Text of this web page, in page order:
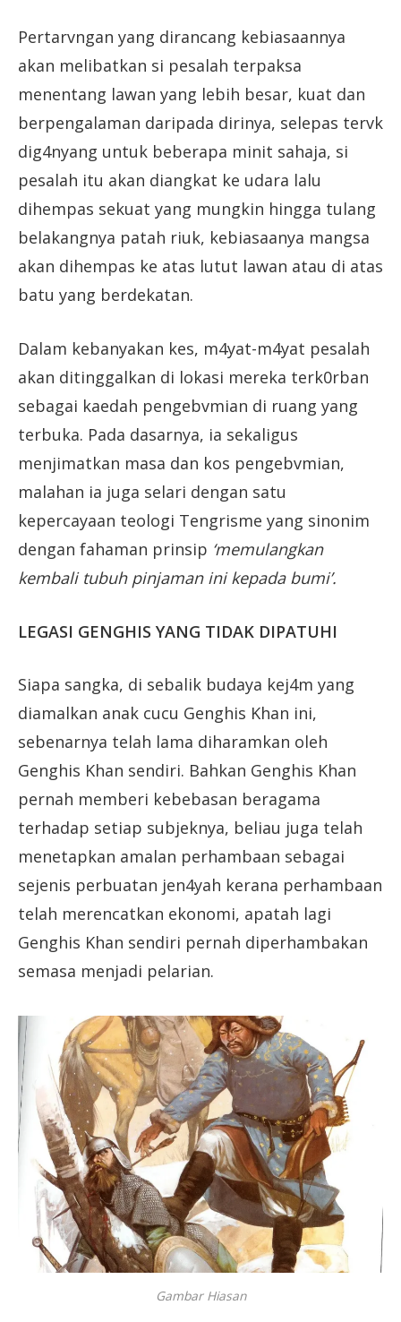
Pertarvngan yang dirancang kebiasaannya
akan melibatkan si pesalah terpaksa
menentang lawan yang lebih besar, kuat dan
berpengalaman daripada dirinya, selepas tervk
dig4nyang untuk beberapa minit sahaja, si
pesalah itu akan diangkat ke udara lalu
dihempas sekuat yang mungkin hingga tulang
belakangnya patah riuk, kebiasaanya mangsa
akan dihempas ke atas lutut lawan atau di atas
batu yang berdekatan.
Dalam kebanyakan kes, m4yat-m4yat pesalah
akan ditinggalkan di lokasi mereka terk0rban
sebagai kaedah pengebvmian di ruang yang
terbuka. Pada dasarnya, ia sekaligus
menjimatkan masa dan kos pengebvmian,
malahan ia juga selari dengan satu
kepercayaan teologi Tengrisme yang sinonim
dengan fahaman prinsip ‘memulangkan
kembali tubuh pinjaman ini kepada bumi’.
LEGASI GENGHIS YANG TIDAK DIPATUHI
Siapa sangka, di sebalik budaya kej4m yang
diamalkan anak cucu Genghis Khan ini,
sebenarnya telah lama diharamkan oleh
Genghis Khan sendiri. Bahkan Genghis Khan
pernah memberi kebebasan beragama
terhadap setiap subjeknya, beliau juga telah
menetapkan amalan perhambaan sebagai
sejenis perbuatan jen4yah kerana perhambaan
telah merencatkan ekonomi, apatah lagi
Genghis Khan sendiri pernah diperhambakan
semasa menjadi pelarian.
Gambar Hiasan